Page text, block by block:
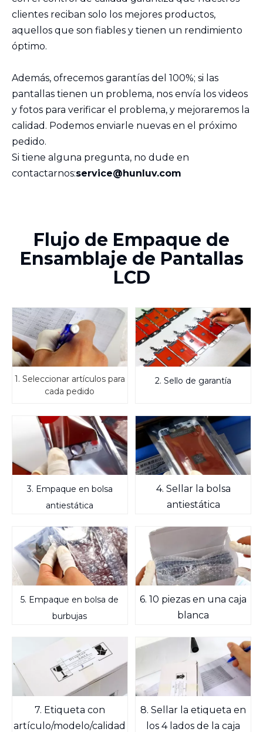
clientes reciban solo los mejores productos,
aquellos que son fiables y tienen un rendimiento
óptimo.
Además, ofrecemos garantías del 100%; si las
pantallas tienen un problema, nos envía los videos
y fotos para verificar el problema, y mejoraremos la
calidad. Podemos enviarle nuevas en el próximo
pedido.
Si tiene alguna pregunta, no dude en
contactarnos:service@hunluv.com
Flujo de Empaque de
Ensamblaje de Pantallas
LCD
1. Seleccionar artículos para
cada pedido
2. Sello de garantía
3. Empaque en bolsa
antiestática
4. Sellar la bolsa
antiestática
5. Empaque en bolsa de
burbujas
6. 10 piezas en una caja
blanca
7. Etiqueta con
artículo/modelo/calidad
8. Sellar la etiqueta en
los 4 lados de la caja